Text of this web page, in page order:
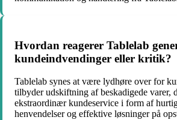
Hvordan reagerer Tablelab
kundeindvendinger eller kritik?
Tablelab synes at være lydhøre over for
tilbyder udskiftning af beskadigede varer,
ekstraordinær kundeservice i form af
henvendelser og effektive løsninger på